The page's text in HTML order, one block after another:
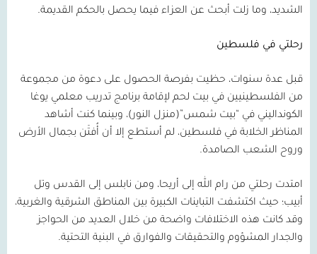
الشديد، وما زلت أبحث عن العزاء فيما يحصل بالحكم القديمة.
رحلتي في فلسطين
قبل عدة سنوات، حظيت بفرصة الحصول على دعوة من مجموعة
من الفلسطينيين في بيت لحم لإقامة برنامج تدريب معلمي يوغا
الكونداليني في “بيت شمس”(منزل النور)، وبينما كنت أشاهد
المناظر الخلابة في فلسطين، لم أستطع إلا أن أُفتَن بجمال الأرض
وروح الشعب الصامدة.
امتدت رحلتي من رام الله إلى أريحا، ومن نابلس إلى القدس وتل
أبيب؛ حيث اكتشفت التباينات الكبيرة بين المناطق الشرقية والغربية،
وقد كانت هذه الاختلافات واضحة من خلال العديد من الحواجز
والجدار المشؤوم والتحقيقات والفوارق في البنية التحتية.